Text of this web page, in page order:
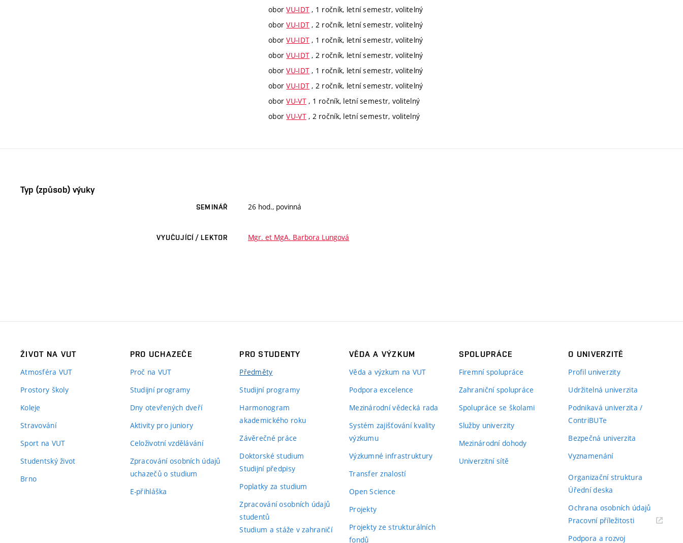
oborVU-IDT , 1 ročník, letní semestr, volitelný
oborVU-IDT , 2 ročník, letní semestr, volitelný
oborVU-IDT , 1 ročník, letní semestr, volitelný
oborVU-IDT , 2 ročník, letní semestr, volitelný
oborVU-IDT , 1 ročník, letní semestr, volitelný
oborVU-IDT , 2 ročník, letní semestr, volitelný
oborVU-VT, 1 ročník, letní semestr, volitelný
oborVU-VT, 2 ročník, letní semestr, volitelný
Typ (způsob) výuky
SEMINÁŘ 26 hod., povinná
VYUČUJÍCÍ / LEKTOR Mgr. et MgA. Barbora Lungová
ŽIVOT NA VUT
Atmosféra VUT
Prostory školy
Koleje
Stravování
Sport na VUT
Studentský život
Brno
PRO UCHAZEČE
Proč na VUT
Studijní programy
Dny otevřených dveří
Aktivity pro juniory
Celoživotní vzdělávání
Zpracování osobních údajů
uchazečů o studium
E-přihláška
PRO STUDENTY
Předměty
Studijní programy
Harmonogram
akademického roku
Závěrečné práce
Doktorské studium
Studijní předpisy
Poplatky za studium
Zpracování osobních údajů
studentů
Studium a stáže v zahraničí
VĚDA A VÝZKUM
Věda a výzkum na VUT
Podpora excelence
Mezinárodní vědecká rada
Systém zajišťování kvality
výzkumu
Výzkumné infrastruktury
Transfer znalostí
Open Science
Projekty
Projekty ze strukturálních
fondů
SPOLUPRÁCE
Firemní spolupráce
Zahraniční spolupráce
Spolupráce se školami
Služby univerzity
Mezinárodní dohody
Univerzitní sítě
O UNIVERZITĚ
Profil univerzity
Udržitelná univerzita
Podnikavá univerzita /
ContriBUTe
Bezpečná univerzita
Vyznamenání
Organizační struktura
Úřední deska
Ochrana osobních údajů
Pracovní příležitosti(externí
Podpora a rozvoj